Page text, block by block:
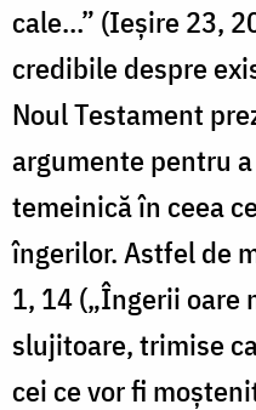
cale…” (Ieşire 23,
credibile despre
Noul Testament
argumente pentru
temeinică în ceea
îngerilor. Astfel de
1, 14 („Îngerii
slujitoare, trimise
cei ce vor fi